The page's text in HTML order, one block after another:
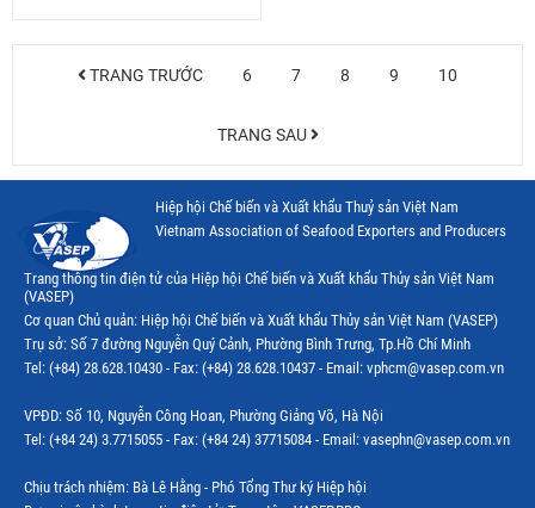
TRANG TRƯỚC 6 7 8 9 10
TRANG SAU
Hiệp hội Chế biến và Xuất khẩu Thuỷ sản Việt Nam
Vietnam Association of Seafood Exporters and Producers
Trang thông tin điện tử của Hiệp hội Chế biến và Xuất khẩu Thủy sản Việt Nam
(VASEP)
Cơ quan Chủ quản: Hiệp hội Chế biến và Xuất khẩu Thủy sản Việt Nam (VASEP)
Trụ sở: Số 7 đường Nguyễn Quý Cảnh, Phường Bình Trưng, Tp.Hồ Chí Minh
Tel: (+84) 28.628.10430 - Fax: (+84) 28.628.10437 - Email: vphcm@vasep.com.vn
VPĐD: Số 10, Nguyễn Công Hoan, Phường Giảng Võ, Hà Nội
Tel: (+84 24) 3.7715055 - Fax: (+84 24) 37715084 - Email: vasephn@vasep.com.vn
Chịu trách nhiệm: Bà Lê Hằng - Phó Tổng Thư ký Hiệp hội